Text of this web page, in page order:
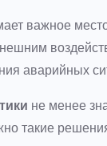
важное
аварийных
не менее
такие